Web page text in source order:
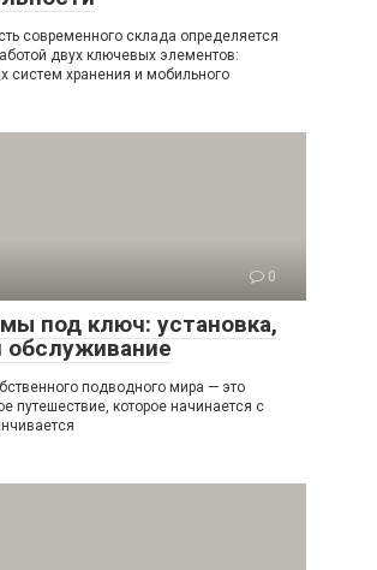
современного склада определяется
двух ключевых элементов:
систем хранения и мобильного
0
под ключ: установка,
обслуживание
подводного мира — это
путешествие, которое начинается с